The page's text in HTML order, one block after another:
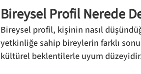
Bireysel Profil Nerede
Bireysel profil, kişinin nasıl
yetkinliğe sahip bireylerin farklı
kültürel beklentilerle uyum